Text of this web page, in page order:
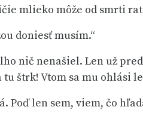
mlieko môže od smrti
doniesť musím.“
nič nenašiel. Len už
štrk! Vtom sa mu ohlási
Poď len sem, viem, čo